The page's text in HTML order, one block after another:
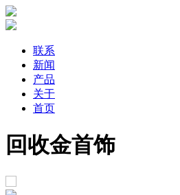
联系
新闻
产品
关于
首页
回收金首饰